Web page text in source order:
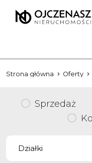
Strona główna Oferty
Sprzedaż